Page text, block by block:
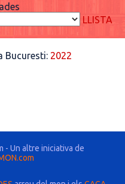
LLISTA
Bucuresti: 2022
- Un altre iniciativa de